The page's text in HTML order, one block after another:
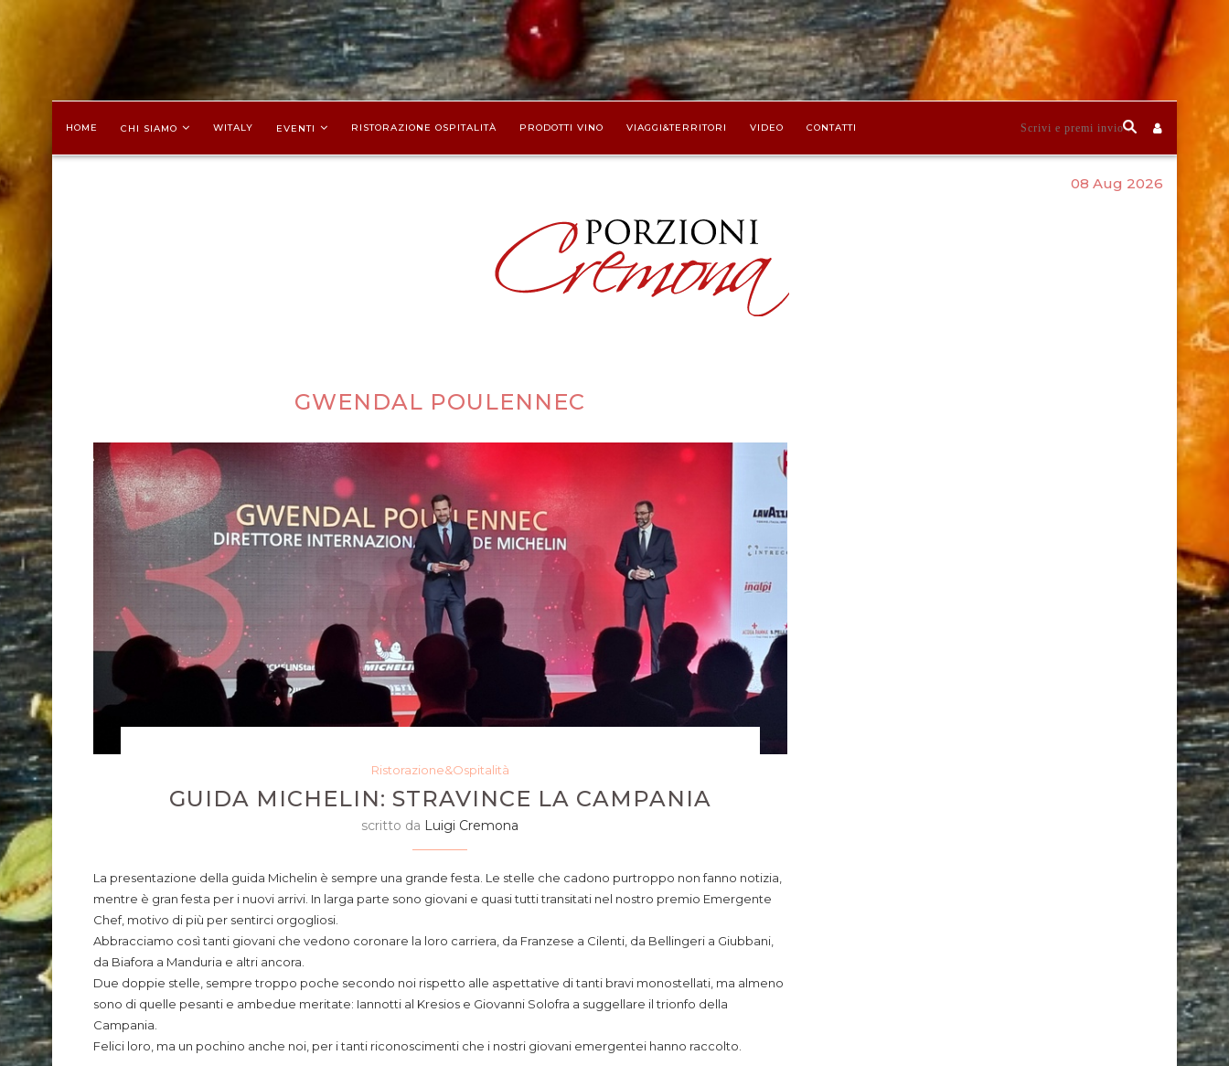
HOME CHI SIAMO WITALY EVENTI RISTORAZIONE OSPITALITÀ PRODOTTI VINO VIAGGI&TERRITORI VIDEO CONTATTI
08 Aug 2026
GWENDAL POULENNEC
Ristorazione&Ospitalità
GUIDA MICHELIN: STRAVINCE LA CAMPANIA
scritto da Luigi Cremona
La presentazione della guida Michelin è sempre una grande festa. Le stelle che cadono purtroppo non fanno notizia,
mentre è gran festa per i nuovi arrivi. In larga parte sono giovani e quasi tutti transitati nel nostro premio Emergente
Chef, motivo di più per sentirci orgogliosi.
Abbracciamo così tanti giovani che vedono coronare la loro carriera, da Franzese a Cilenti, da Bellingeri a Giubbani,
da Biafora a Manduria e altri ancora.
Due doppie stelle, sempre troppo poche secondo noi rispetto alle aspettative di tanti bravi monostellati, ma almeno
sono di quelle pesanti e ambedue meritate: Iannotti al Kresios e Giovanni Solofra a suggellare il trionfo della
Campania.
Felici loro, ma un pochino anche noi, per i tanti riconoscimenti che i nostri giovani emergentei hanno raccolto.